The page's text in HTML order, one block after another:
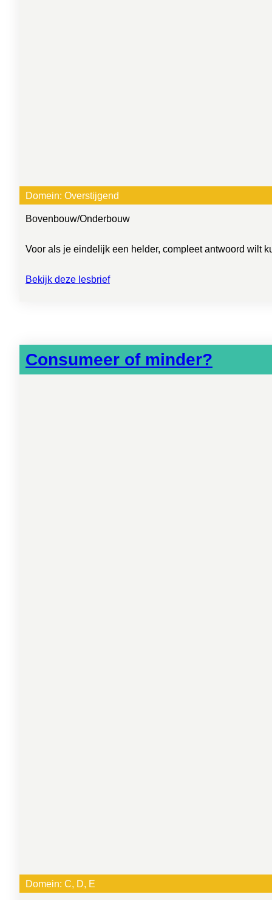
Domein: Overstijgend
Bovenbouw/Onderbouw
Voor als je eindelijk een helder, compleet antwoord wilt
Bekijk deze lesbrief
Consumeer of minder?
Domein: C, D, E